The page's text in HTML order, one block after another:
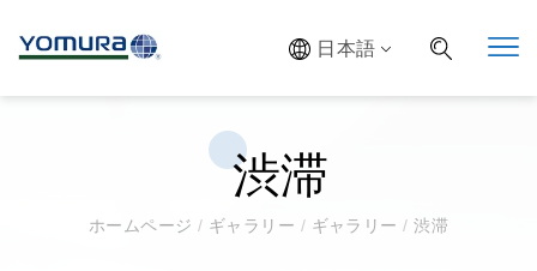
日本語
渋滞
ホームページ/ ギャラリー / ギャラリー/ 渋滞